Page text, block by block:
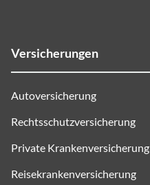
Versicherungen
Autoversicherung
Rechtsschutzversicherung
Private Krankenversicherung
Reisekrankenversicherung